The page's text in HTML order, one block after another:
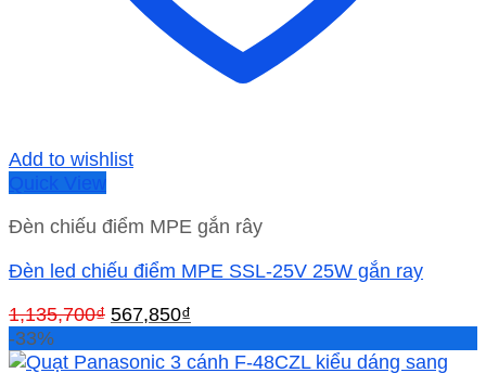
Add to wishlist
Quick View
Đèn chiếu điểm MPE gắn rây
Đèn led chiếu điểm MPE SSL-25V 25W gắn ray
1,135,700₫ Giá
là:
567,850₫
tại
-33%